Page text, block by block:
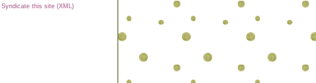
Syndicate this site (XML)